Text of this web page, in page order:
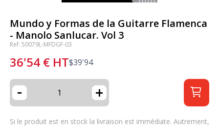
Mundo y Formas de la Guitarre Flamenca
- Manolo Sanlucar. Vol 3
Ref: 50079L-MFDGF-03
36'54 € HT$39'94
- +
Si le produit est en stock la livraison est immédiate. Autrement,